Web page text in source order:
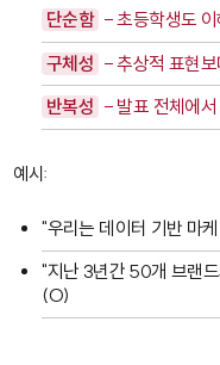
단순함 - 초등학생도
구체성 - 추상적 표현
반복성 - 발표 전체에
예시:
"우리는 데이터 기반 마
"지난 3년간 50개 브랜
(O)